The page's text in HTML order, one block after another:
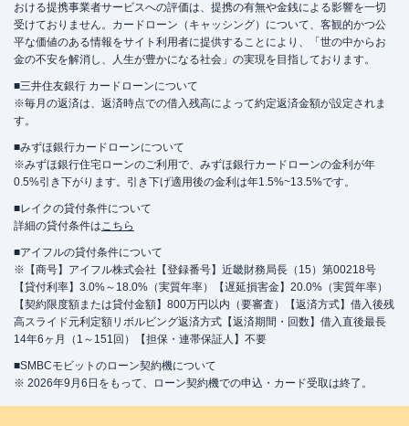
おける提携事業者サービスへの評価は、提携の有無や金銭による影響を一切
受けておりません。カードローン（キャッシング）について、客観的かつ公
平な価値のある情報をサイト利用者に提供することにより、「世の中からお
金の不安を解消し、人生が豊かになる社会」の実現を目指しております。
■三井住友銀行 カードローンについて
※毎月の返済は、返済時点での借入残高によって約定返済金額が設定されま
す。
■みずほ銀行カードローンについて
※みずほ銀行住宅ローンのご利用で、みずほ銀行カードローンの金利が年
0.5%引き下がります。引き下げ適用後の金利は年1.5%~13.5%です。
■レイクの貸付条件について
詳細の貸付条件はこちら
■アイフルの貸付条件について
※【商号】アイフル株式会社【登録番号】近畿財務局長（15）第00218号
【貸付利率】3.0%～18.0%（実質年率）【遅延損害金】20.0%（実質年率）
【契約限度額または貸付金額】800万円以内（要審査）【返済方式】借入後残
高スライド元利定額リボルビング返済方式【返済期間・回数】借入直後最長
14年6ヶ月（1～151回）【担保・連帯保証人】不要
■SMBCモビットのローン契約機について
※ 2026年9月6日をもって、ローン契約機での申込・カード受取は終了。